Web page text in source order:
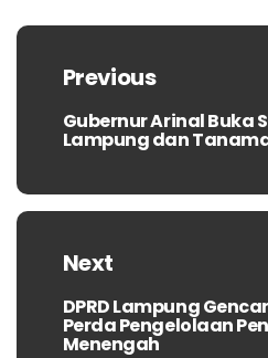
Navigasi
posPrevious
Previous
post:
Gubernur Arinal Buka
Lampung dan
Next
Next
post:
DPRD Lampung
Perda Pengelolaan
Menengah